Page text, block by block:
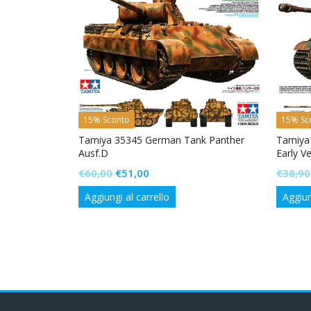
15% Sconto
Tamiya 35345 German Tank Panther
Ausf.D
€60,00 Il
prezzo
originale
€51,00
prezzo
attuale
Aggiungi al carrello
15%
Early
€38,90